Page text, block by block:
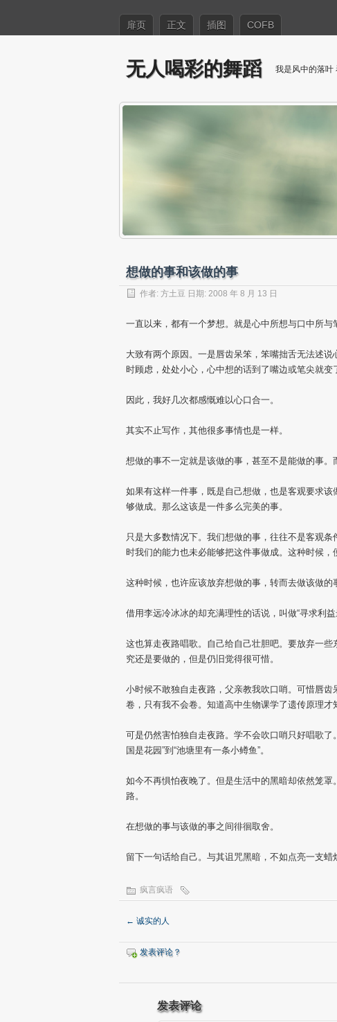
扉页 正文 插图 COFB
无人喝彩的舞蹈 我是风中的落叶
想做的事和该做的事
作者: 方土豆 日期: 2008 年 8 月 13 日
一直以来，都有一个梦想。就是心中所想与口中所与
大致有两个原因。一是唇齿呆笨，笨嘴拙舌无法述
时顾虑，处处小心，心中想的话到了嘴边或笔尖就变
因此，我好几次都感慨难以心口合一。
其实不止写作，其他很多事情也是一样。
想做的事不一定就是该做的事，甚至不是能做的事。
如果有这样一件事，既是自己想做，也是客观要求
够做成。那么这该是一件多么完美的事。
只是大多数情况下。我们想做的事，往往不是客观
时我们的能力也未必能够把这件事做成。这种时候，
这种时候，也许应该放弃想做的事，转而去做该做的
借用李远冷冰冰的却充满理性的话说，叫做“寻求利益
这也算走夜路唱歌。自己给自己壮胆吧。要放弃一
究还是要做的，但是仍旧觉得很可惜。
小时候不敢独自走夜路，父亲教我吹口哨。可惜唇
卷，只有我不会卷。知道高中生物课学了遗传原理才
可是仍然害怕独自走夜路。学不会吹口哨只好唱歌了
国是花园”到“池塘里有一条小鳟鱼”。
如今不再惧怕夜晚了。但是生活中的黑暗却依然笼
路。
在想做的事与该做的事之间徘徊取舍。
留下一句话给自己。与其诅咒黑暗，不如点亮一支蜡
疯言疯语
← 诚实的人
发表评论？
发表评论